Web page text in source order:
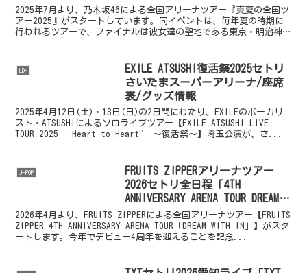
2025年7月より、乃木坂46による全国アリーナツアー『真夏の全国ツ
アー2025』がスタートしています。同イベントは、毎年夏の時期に
行われるツアーで、ファイナルは彼女達の聖地である東京・明治神宮
LDH
EXILE ATSUSHI復活祭2025セトリ
さいたまスーパーアリーナ/座席
表/グッズ情報
2025年4月12日(土)・13日(日)の2日間にわたり、EXILEのボーカリ
スト・ATSUSHIによるソロライブツアー【EXILE ATSUSHI LIVE
TOUR 2025 ”Heart to Heart” ～復活祭～】埼玉公演が、さ...
J-POP
FRUITS ZIPPERアリーナツアー
2026セトリ全日程「4TH
ANNIVERSARY ARENA TOUR DREAM
WITH IN」
2026年4月より、FRUITS ZIPPERによる全国アリーナツアー【FRUITS
ZIPPER 4TH ANNIVERSARY ARENA TOUR「DREAM WITH IN」】がスタ
ートします。今年でデビュー4周年を迎えることを記念...